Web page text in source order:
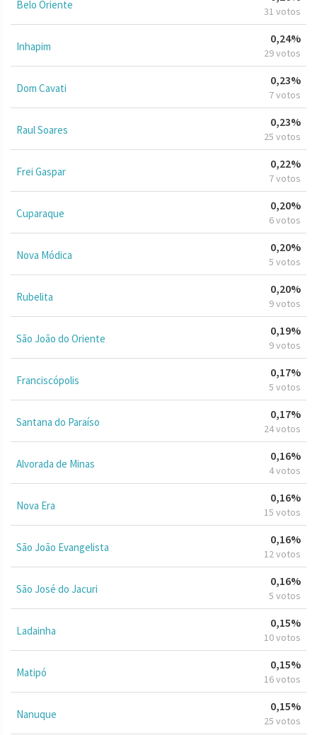
Belo Oriente 31 votos
Inhapim
0,24%
29 votos
Dom Cavati
0,23%
7 votos
Raul Soares
0,23%
25 votos
Frei Gaspar
0,22%
7 votos
Cuparaque
0,20%
6 votos
Nova Módica
0,20%
5 votos
Rubelita
0,20%
9 votos
São João do Oriente
0,19%
9 votos
Franciscópolis
0,17%
5 votos
Santana do Paraíso
0,17%
24 votos
Alvorada de Minas
0,16%
4 votos
Nova Era
0,16%
15 votos
São João Evangelista
0,16%
12 votos
São José do Jacuri
0,16%
5 votos
Ladainha
0,15%
10 votos
Matipó
0,15%
16 votos
Nanuque
0,15%
25 votos